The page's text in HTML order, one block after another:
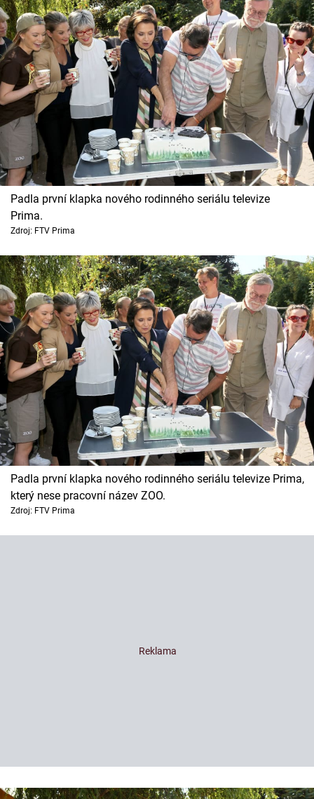
Padla první klapka nového rodinného seriálu televize
Prima.
Zdroj: FTV Prima
Padla první klapka nového rodinného seriálu televize Prima,
který nese pracovní název ZOO.
Zdroj: FTV Prima